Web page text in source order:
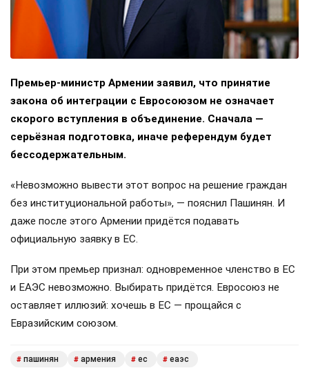
Премьер-министр Армении заявил, что принятие
закона об интеграции с Евросоюзом не означает
скорого вступления в объединение. Сначала —
серьёзная подготовка, иначе референдум будет
бессодержательным.
«Невозможно вывести этот вопрос на решение граждан
без институциональной работы», — пояснил Пашинян. И
даже после этого Армении придётся подавать
официальную заявку в ЕС.
При этом премьер признал: одновременное членство в ЕС
и ЕАЭС невозможно. Выбирать придётся. Евросоюз не
оставляет иллюзий: хочешь в ЕС — прощайся с
Евразийским союзом.
# пашинян # армения # ес # еаэс